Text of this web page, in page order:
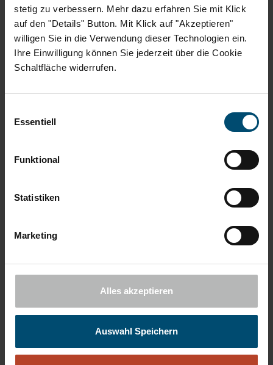
stetig zu verbessern. Mehr dazu erfahren Sie mit Klick
auf den "Details" Button. Mit Klick auf "Akzeptieren"
willigen Sie in die Verwendung dieser Technologien ein.
Ihre Einwilligung können Sie jederzeit über die Cookie
Schaltfläche widerrufen.
Essentiell
Funktional
Statistiken
Marketing
Alles akzeptieren
Auswahl Speichern
Die Vorteile für Ihre Geldanlage
konkrete Vorteile. Bei der Betreuung durch unsere ausgezeichneten
Experten sind Individualität, Nachhaltigkeit, Reduktion von Risiken
bankeigene Produkte beschränkt, sondern arbeiten mit einer
Vielzahl an Partnern zusammen, sind in einem großen Netzwerk
eingebunden und lassen vielfältigste Researches in unsere Beratung
Reduktion von Risiken in unsicheren Zeiten
Bevorzugte Einbeziehung nachhaltiger Investitionen
Berücksichtigung von ethischen Maßstäben